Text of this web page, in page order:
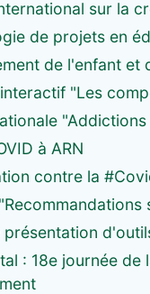
sur la
de projets en
de l'enfant et
"Les
à ARN
contre la
présentation
: 18e journée